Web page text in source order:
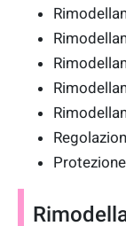
Protezione